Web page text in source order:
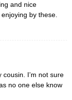
and nice
by these.
I’m not sure
no one else know